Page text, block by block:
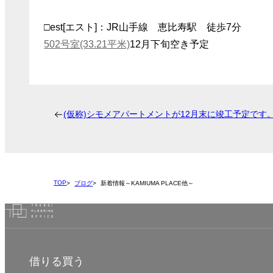
□est[エスト]：JR山手線 恵比寿駅 徒歩7分
502号室(33.21平米)12月下旬空き予定
(仮称)シモメアパートメントが12月末に竣工予定です
TOP ブログ 新着情報～KAMIUMA PLACE他～
借りる 買う